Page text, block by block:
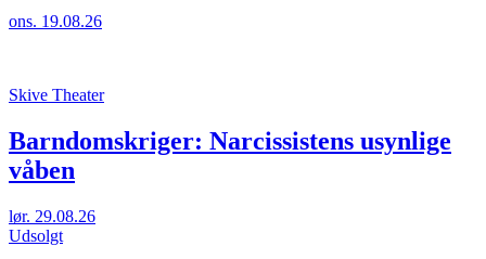
ons. 19.08.26
Skive Theater
Barndomskriger: Narcissistens usynlige
våben
lør. 29.08.26
Udsolgt